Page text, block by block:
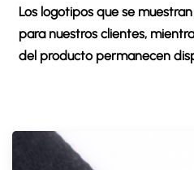
Los logotipos que se
para nuestros clientes,
del producto permanecen